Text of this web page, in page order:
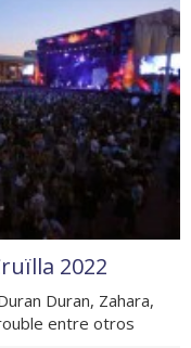
2022
Duran, Zahara,
entre otros